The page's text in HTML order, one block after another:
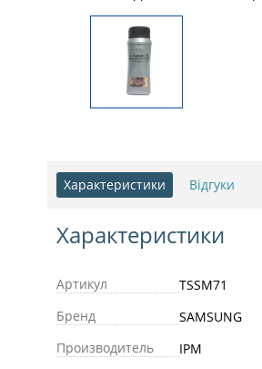
Характеристики Відгуки
Характеристики
Артикул
TSSM71
Бренд
SAMSUNG
Производитель
IPM